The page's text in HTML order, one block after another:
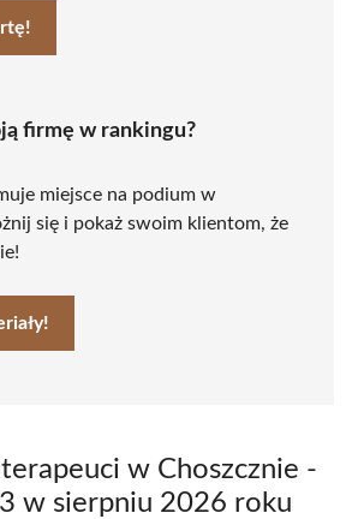
firmę w rankingu?
miejsce na podium w
się i pokaż swoim klientom, że
w Choszcznie -
3 w sierpniu 2026 roku